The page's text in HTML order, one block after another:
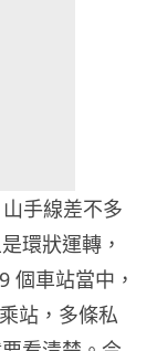
手線差不多
環狀運轉，
個車站當中，
站，多條私